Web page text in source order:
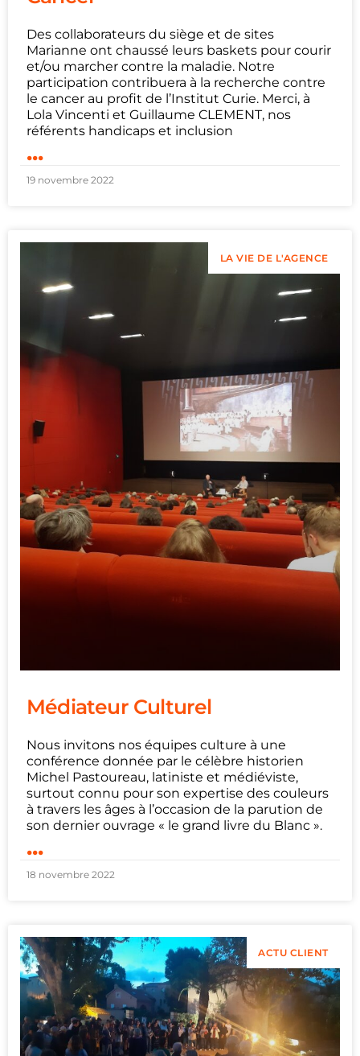
Des collaborateurs du siège et de sites
Marianne ont chaussé leurs baskets pour courir
et/ou marcher contre la maladie. Notre
participation contribuera à la recherche contre
le cancer au profit de l’Institut Curie. Merci, à
Lola Vincenti et Guillaume CLEMENT, nos
référents handicaps et inclusion
...
19 novembre 2022
LA VIE DE L'AGENCE
Médiateur Culturel
Nous invitons nos équipes culture à une
conférence donnée par le célèbre historien
Michel Pastoureau, latiniste et médiéviste,
surtout connu pour son expertise des couleurs
à travers les âges à l’occasion de la parution de
son dernier ouvrage « le grand livre du Blanc ».
...
18 novembre 2022
ACTU CLIENT